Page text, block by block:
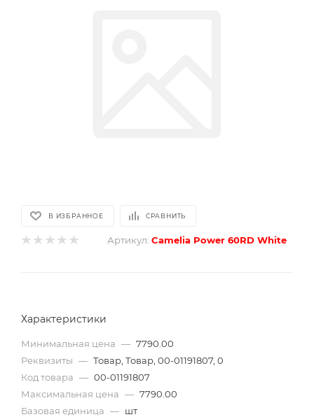
В ИЗБРАННОЕ СРАВНИТЬ
Артикул: Camelia Power 60RD White
Характеристики
Минимальная цена — 7790.00
Реквизиты — Товар, Товар, 00-01191807, 0
Код товара — 00-01191807
Максимальная цена — 7790.00
Базовая единица — шт